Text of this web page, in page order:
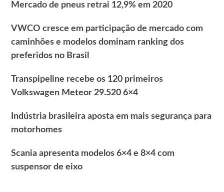
Mercado de pneus retrai 12,9% em 2020
VWCO cresce em participação de mercado com
caminhões e modelos dominam ranking dos
preferidos no Brasil
Transpipeline recebe os 120 primeiros
Volkswagen Meteor 29.520 6×4
Indústria brasileira aposta em mais segurança para
motorhomes
Scania apresenta modelos 6×4 e 8×4 com
suspensor de eixo